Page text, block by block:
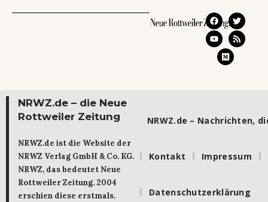
NRWZ.de – die Neue
Rottweiler Zeitung
NRWZ.de ist die Website der
NRWZ Verlag GmbH & Co. KG.
NRWZ, das bedeutet Neue
Rottweiler Zeitung. 2004
erschien diese erstmals.
NRWZ.de – Nachrichten,
Kontakt Impressum
Datenschutzerklärung